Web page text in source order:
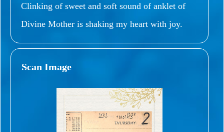
Clinking of sweet and soft sound of anklet of
Divine Mother is shaking my heart with joy.
Scan Image